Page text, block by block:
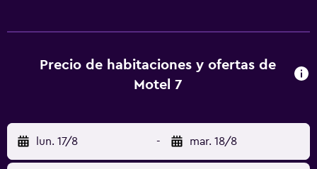
secador de pelo.
Precio de habitaciones y ofertas de
Motel 7
lun. 17/8 - mar. 18/8